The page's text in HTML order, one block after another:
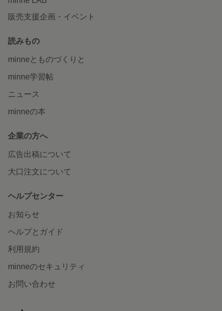
販売支援企画・イベント
読みもの
minneとものづくりと
minne学習帖
ニュース
minneの本
企業の方へ
広告出稿について
大口注文について
ヘルプセンター
お知らせ
ヘルプとガイド
利用規約
minneのセキュリティ
お問い合わせ